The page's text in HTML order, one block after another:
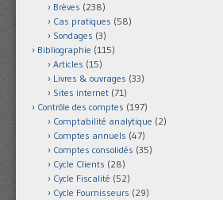
Brèves (238)
Cas pratiques (58)
Sondages (3)
Bibliographie (115)
Articles (15)
Livres & ouvrages (33)
Sites internet (71)
Contrôle des comptes (197)
Comptabilité analytique (2)
Comptes annuels (47)
Comptes consolidés (35)
Cycle Clients (28)
Cycle Fiscalité (52)
Cycle Fournisseurs (29)